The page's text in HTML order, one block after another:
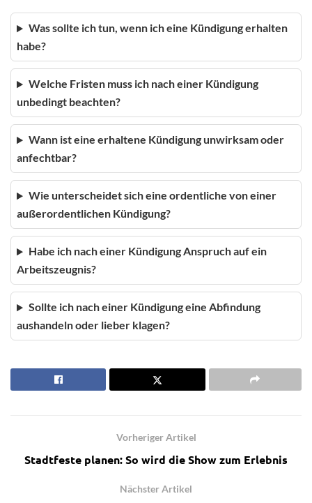
Was sollte ich tun, wenn ich eine Kündigung erhalten
habe?
Welche Fristen muss ich nach einer Kündigung
unbedingt beachten?
Wann ist eine erhaltene Kündigung unwirksam oder
anfechtbar?
Wie unterscheidet sich eine ordentliche von einer
außerordentlichen Kündigung?
Habe ich nach einer Kündigung Anspruch auf ein
Arbeitszeugnis?
Sollte ich nach einer Kündigung eine Abfindung
aushandeln oder lieber klagen?
Vorheriger Artikel
Stadtfeste planen: So wird die Show zum Erlebnis
Nächster Artikel